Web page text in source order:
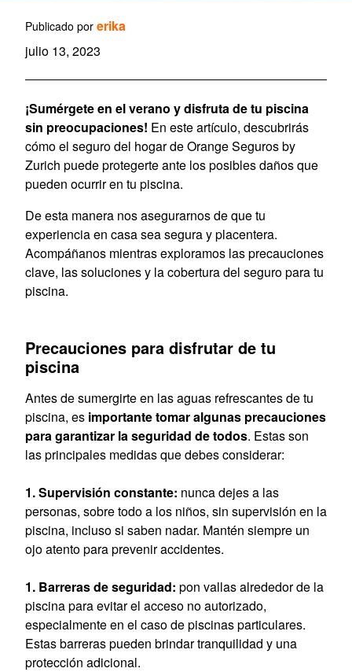
Publicado por erika
julio 13, 2023
¡Sumérgete en el verano y disfruta de tu piscina
sin preocupaciones! En este artículo, descubrirás
cómo el seguro del hogar de Orange Seguros by
Zurich puede protegerte ante los posibles daños que
pueden ocurrir en tu piscina.
De esta manera nos asegurarnos de que tu
experiencia en casa sea segura y placentera.
Acompáñanos mientras exploramos las precauciones
clave, las soluciones y la cobertura del seguro para tu
piscina.
Precauciones para disfrutar de tu
piscina
Antes de sumergirte en las aguas refrescantes de tu
piscina, es importante tomar algunas precauciones
para garantizar la seguridad de todos. Estas son
las principales medidas que debes considerar:
Supervisión constante: nunca dejes a las
personas, sobre todo a los niños, sin supervisión en la
piscina, incluso si saben nadar. Mantén siempre un
ojo atento para prevenir accidentes.
Barreras de seguridad: pon vallas alrededor de la
piscina para evitar el acceso no autorizado,
especialmente en el caso de piscinas particulares.
Estas barreras pueden brindar tranquilidad y una
protección adicional.